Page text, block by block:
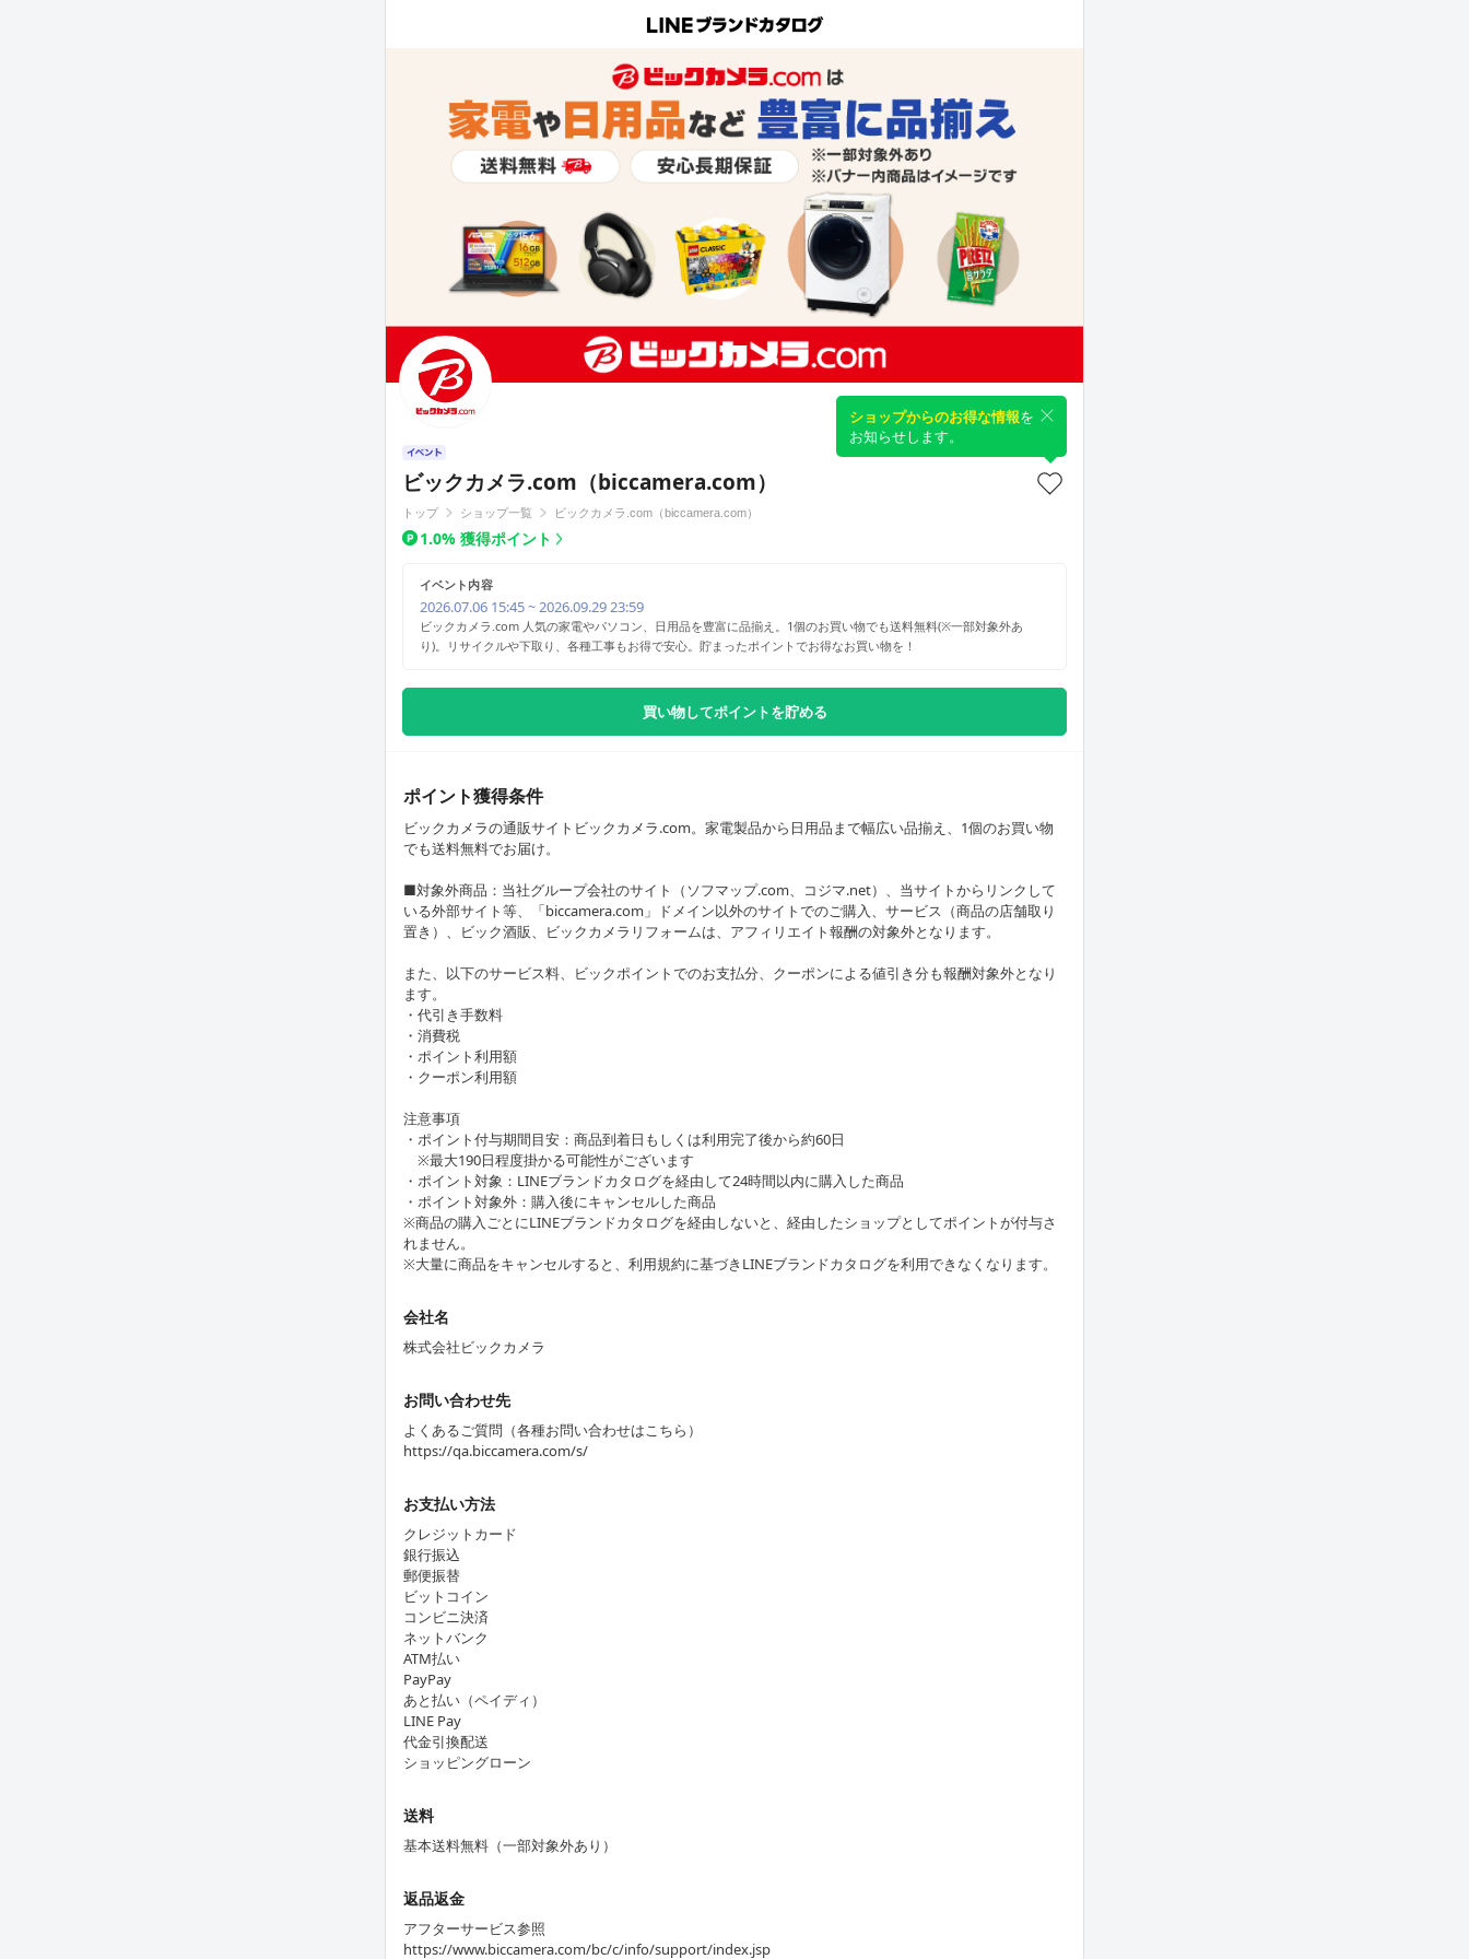
ビックカメラ.com（biccamera.com）
ショップからのお得な情報を
お知らせします。
トップ ショップ一覧 ビックカメラ.com（biccamera.com）
1.0% 獲得ポイント
イベント内容
2026.07.06 15:45 ~ 2026.09.29 23:59
ビックカメラ.com 人気の家電やパソコン、日用品を豊富に品揃え。1個のお買い物でも送料無料(※一部対象外あ
り)。リサイクルや下取り、各種工事もお得で安心。貯まったポイントでお得なお買い物を！
買い物してポイントを貯める
ポイント獲得条件
ビックカメラの通販サイトビックカメラ.com。家電製品から日用品まで幅広い品揃え、1個のお買い物
でも送料無料でお届け。
■対象外商品：当社グループ会社のサイト（ソフマップ.com、コジマ.net）、当サイトからリンクして
いる外部サイト等、「biccamera.com」ドメイン以外のサイトでのご購入、サービス（商品の店舗取り
置き）、ビック酒販、ビックカメラリフォームは、アフィリエイト報酬の対象外となります。
また、以下のサービス料、ビックポイントでのお支払分、クーポンによる値引き分も報酬対象外となり
ます。
・代引き手数料
・消費税
・ポイント利用額
・クーポン利用額
注意事項
・ポイント付与期間目安：商品到着日もしくは利用完了後から約60日
※最大190日程度掛かる可能性がございます
・ポイント対象：LINEブランドカタログを経由して24時間以内に購入した商品
・ポイント対象外：購入後にキャンセルした商品
※商品の購入ごとにLINEブランドカタログを経由しないと、経由したショップとしてポイントが付与さ
れません。
※大量に商品をキャンセルすると、利用規約に基づきLINEブランドカタログを利用できなくなります。
会社名
株式会社ビックカメラ
お問い合わせ先
よくあるご質問（各種お問い合わせはこちら）
https://qa.biccamera.com/s/
お支払い方法
クレジットカード
銀行振込
郵便振替
ビットコイン
コンビニ決済
ネットバンク
ATM払い
PayPay
あと払い（ペイディ）
LINE Pay
代金引換配送
ショッピングローン
送料
基本送料無料（一部対象外あり）
返品返金
アフターサービス参照
https://www.biccamera.com/bc/c/info/support/index.jsp